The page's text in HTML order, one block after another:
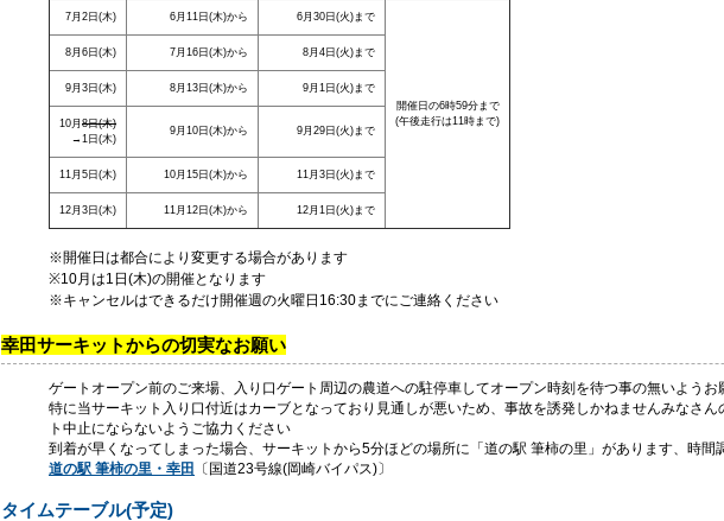
7月2日(木) 6月11日(木)から 6月30日(火)まで
開催日の6時59分まで
(午後走行は11時まで)
8月6日(木) 7月16日(木)から 8月4日(火)まで
9月3日(木) 8月13日(木)から 9月1日(火)まで
10月 8日(木)
→1日(木)
9月10日(木)から 9月29日(火)まで
11月5日(木) 10月15日(木)から 11月3日(火)まで
12月3日(木) 11月12日(木)から 12月1日(火)まで
※開催日は都合により変更する場合があります
※10月は1日(木)の開催となります
※キャンセルはできるだけ開催週の火曜日16:30までにご連絡ください
幸田サーキットからの切実なお願い
ゲートオープン前のご来場、入り口ゲート周辺の農道への駐停車してオープン時刻を待つ事の無いようお
特に当サーキット入り口付近はカーブとなっており見通しが悪いため、事故を誘発しかねませんみなさん
ト中止にならないようご協力ください
到着が早くなってしまった場合、サーキットから5分ほどの場所に「道の駅 筆柿の里」があります、時間
道の駅 筆柿の里・幸田
〔国道23号線(岡崎バイパス)〕
タイムテーブル(予定)